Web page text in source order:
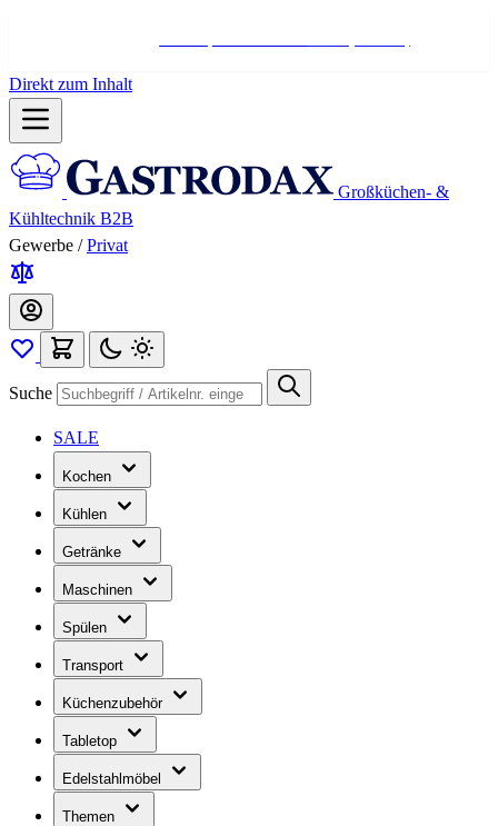
Direkt zum Inhalt
Großküchen- &
Kühltechnik B2B
Gewerbe / Privat
Suche
SALE
Kochen
Kühlen
Getränke
Maschinen
Spülen
Transport
Küchenzubehör
Tabletop
Edelstahlmöbel
Themen